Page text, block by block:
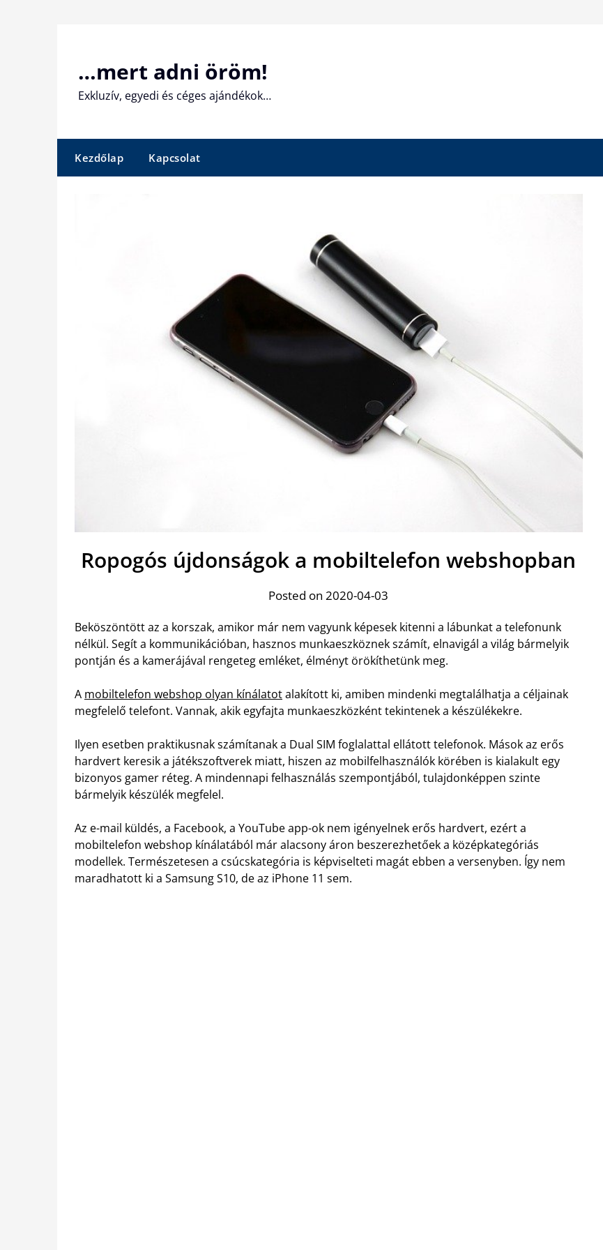
…mert adni öröm!
Exkluzív, egyedi és céges ajándékok…
Kezdőlap Kapcsolat
Ropogós újdonságok a mobiltelefon webshopban
Posted on 2020-04-03
Beköszöntött az a korszak, amikor már nem vagyunk képesek kitenni a lábunkat a telefonunk
nélkül. Segít a kommunikációban, hasznos munkaeszköznek számít, elnavigál a világ bármelyik
pontján és a kamerájával rengeteg emléket, élményt örökíthetünk meg.
A mobiltelefon webshop olyan kínálatotalakított ki, amiben mindenki megtalálhatja a céljainak
megfelelő telefont. Vannak, akik egyfajta munkaeszközként tekintenek a készülékekre.
Ilyen esetben praktikusnak számítanak a Dual SIM foglalattal ellátott telefonok. Mások az erős
hardvert keresik a játékszoftverek miatt, hiszen az mobilfelhasználók körében is kialakult egy
bizonyos gamer réteg. A mindennapi felhasználás szempontjából, tulajdonképpen szinte
bármelyik készülék megfelel.
Az e-mail küldés, a Facebook, a YouTube app-ok nem igényelnek erős hardvert, ezért a
mobiltelefon webshop kínálatából már alacsony áron beszerezhetőek a középkategóriás
modellek. Természetesen a csúcskategória is képviselteti magát ebben a versenyben. Így nem
maradhatott ki a Samsung S10, de az iPhone 11 sem.